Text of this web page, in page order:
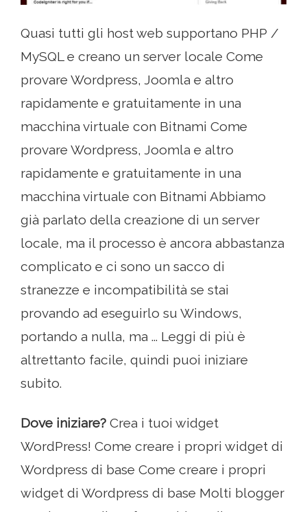
Quasi tutti gli host web supportano PHP /
MySQL e creano un server locale Come
provare Wordpress, Joomla e altro
rapidamente e gratuitamente in una
macchina virtuale con Bitnami Come
provare Wordpress, Joomla e altro
rapidamente e gratuitamente in una
macchina virtuale con Bitnami Abbiamo
già parlato della creazione di un server
locale, ma il processo è ancora abbastanza
complicato e ci sono un sacco di
stranezze e incompatibilità se stai
provando ad eseguirlo su Windows,
portando a nulla, ma ... Leggi di più è
altrettanto facile, quindi puoi iniziare
subito.
Dove iniziare? Crea i tuoi widget
WordPress! Come creare i propri widget di
Wordpress di base Come creare i propri
widget di Wordpress di base Molti blogger